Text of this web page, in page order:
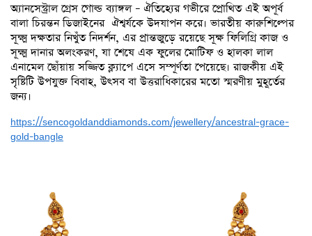
অ্যানসেস্ট্রাল গ্রেস গোল্ড ব্যাঙ্গল – ঐতিহ্যের গভীরে প্রোথিত এই অপূর্ব
বালা চিরন্তন ডিজাইনের ঐশ্বর্যকে উদযাপন করে। ভারতীয় কারুশিল্পের
সূক্ষ্ম দক্ষতার নিখুঁত নিদর্শন, এর প্রান্তজুড়ে রয়েছে সূক্ষ ফিলিগ্রি কাজ ও
সূক্ষ্ম দানার অলংকরণ, যা শেষে এক ফুলের মোটিফ ও হালকা লাল
এনামেল ছোঁয়ায় সজ্জিত ক্ল্যাপে এসে সম্পূর্ণতা পেয়েছে। রাজকীয় এই
সৃষ্টিটি উপযুক্ত বিবাহ, উৎসব বা উত্তরাধিকারের মতো স্মরণীয় মুহূর্তের
জন্য।
https://sencogoldanddiamonds.com/jewellery/ancestral-grace-
gold-bangle